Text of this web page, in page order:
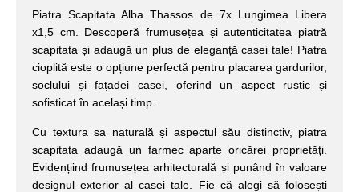
Piatra Scapitata Alba Thassos de 7x Lungimea Libera
x1,5 cm. Descoperă frumusețea și autenticitatea piatră
scapitata și adaugă un plus de eleganță casei tale! Piatra
cioplită este o opțiune perfectă pentru placarea gardurilor,
soclului și fațadei casei, oferind un aspect rustic și
sofisticat în același timp.
Cu textura sa naturală și aspectul său distinctiv, piatra
scapitata adaugă un farmec aparte oricărei proprietăți.
Evidențiind frumusețea arhitecturală și punând în valoare
designul exterior al casei tale. Fie că alegi să folosești